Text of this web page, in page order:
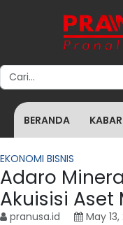
Search for:
BERANDA
EKONOMI BISNIS
Adaro
Akuisisi
pranusa.id May